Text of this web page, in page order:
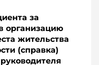
за
организацию
жительства
(справка)